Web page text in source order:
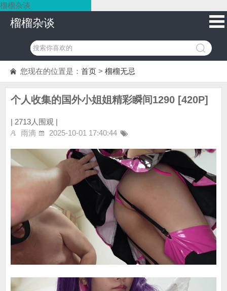
榴榴杂谈
榴榴杂谈
您现在的位置是： 首页 > 榴榴无忌
个人收集的国外小姐姐精彩瞬间1290 [420P]
| 2713人围观 |
雨滴
2025-10-01 17:40:44